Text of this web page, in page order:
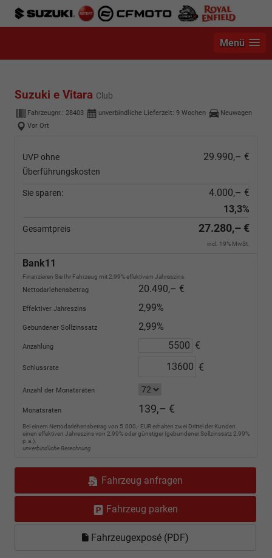
Menü
Suzuki e Vitara Club
Fahrzeugnr.: 28403 unverbindliche Lieferzeit: 9 Wochen
Neuwagen
Vor Ort
UVP ohne
Überführungskosten
29.990,– €
Sie sparen:
4.000,– €
13,3%
Gesamtpreis 27.280,– €
incl. 19% MwSt.
Bank11
Finanzieren Sie Ihr Fahrzeug mit 2,99% effektivem Jahreszins.
Nettodarlehensbetrag 20.490,– €
Effektiver Jahreszins 2,99%
Gebundener Sollzinssatz 2,99%
Anzahlung €
Schlussrate €
Anzahl der Monatsraten
Monatsraten 139,– €
Bei einem Nettodarlehensbetrag von 5.000,- EUR erhalten zwei Drittel der Kunden
einen effektiven Jahreszins von 2,99% oder günstiger (gebundener Sollzinssatz 2,99%
p.a.).
unverbindliche Berechnung
Fahrzeug anfragen
Fahrzeug parken
Fahrzeugexposé (PDF)